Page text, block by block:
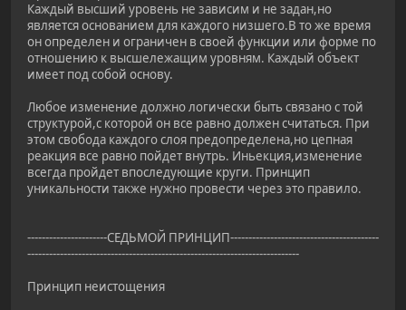
Каждый высший уровень не зависим и не задан,но
является основанием для каждого низшего.В то же время
он определен и ограничен в своей функции или форме по
отношению к высшележащим уровням. Каждый объект
имеет под собой основу.
Любое изменение должно логически быть связано с той
структурой,с которой он все равно должен считаться. При
этом свобода каждого слоя предопределена,но цепная
реакция все равно пойдет внутрь. Иньекция,изменение
всегда пройдет впоследующие круги. Принцип
уникальности также нужно провести через это правило.
----------------------СЕДЬМОЙ ПРИНЦИП-----------------------------------------
---------------------------------------------------------------------------
Принцип неистощения